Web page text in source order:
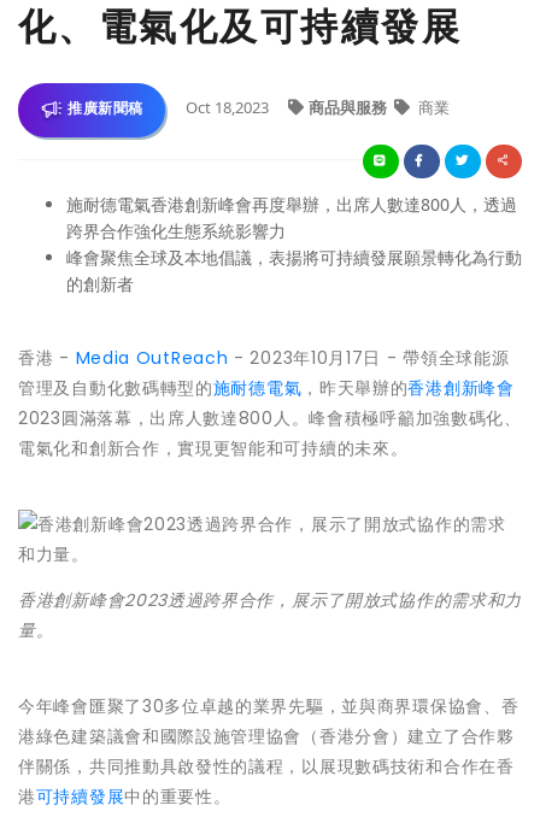
化、電氣化及可持續發展
推廣新聞稿 Oct 18,2023 商品與服務 商業
施耐德電氣香港創新峰會再度舉辦，出席人數達800人，透過
跨界合作強化生態系統影響力
峰會聚焦全球及本地倡議，表揚將可持續發展願景轉化為行動
的創新者
香港 - Media OutReach - 2023年10月17日 - 帶領全球能源
管理及自動化數碼轉型的施耐德電氣 ，昨天舉辦的香港創新峰會
2023圓滿落幕，出席人數達800人。峰會積極呼籲加強數碼化、
電氣化和創新合作，實現更智能和可持續的未來。
香港創新峰會2023透過跨界合作，展示了開放式協作的需求和力
量。
今年峰會匯聚了30多位卓越的業界先驅，並與商界環保協會、香
港綠色建築議會和國際設施管理協會（香港分會）建立了合作夥
伴關係，共同推動具啟發性的議程，以展現數碼技術和合作在香
港可持續發展中的重要性。